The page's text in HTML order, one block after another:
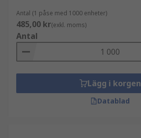
Antal (1 påse med 1000 enheter)
485,00 kr(exkl. moms)
Antal
Lägg i korgen
Datablad